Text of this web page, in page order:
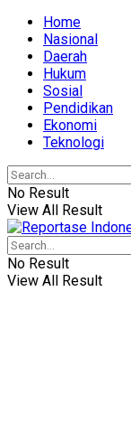
Home
Nasional
Daerah
Hukum
Sosial
Pendidikan
Ekonomi
Teknologi
No Result
View All Result
No Result
View All Result